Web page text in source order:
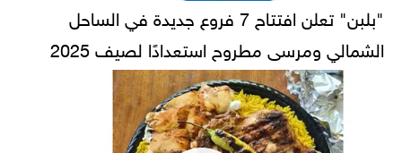
"بلبن" تعلن افتتاح 7 فروع جديدة في الساحل
الشمالي ومرسى مطروح استعدادًا لصيف 2025